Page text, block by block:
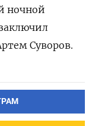
ночной
Суворов.